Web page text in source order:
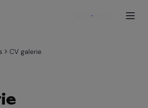
S'inscrire
CV galerie